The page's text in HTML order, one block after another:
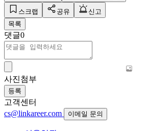
스크랩 공유
신고
목록
댓글0
사진첨부
등록
고객센터
cs@linkareer.com
이메일 문의